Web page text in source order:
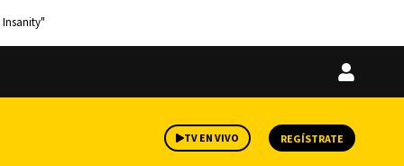
Iniciar
TV EN VIVO REGÍSTRATE